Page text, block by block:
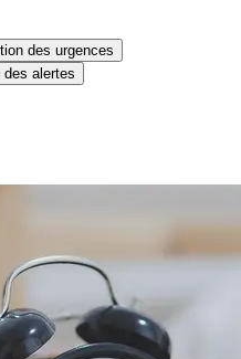
des urgences
des alertes